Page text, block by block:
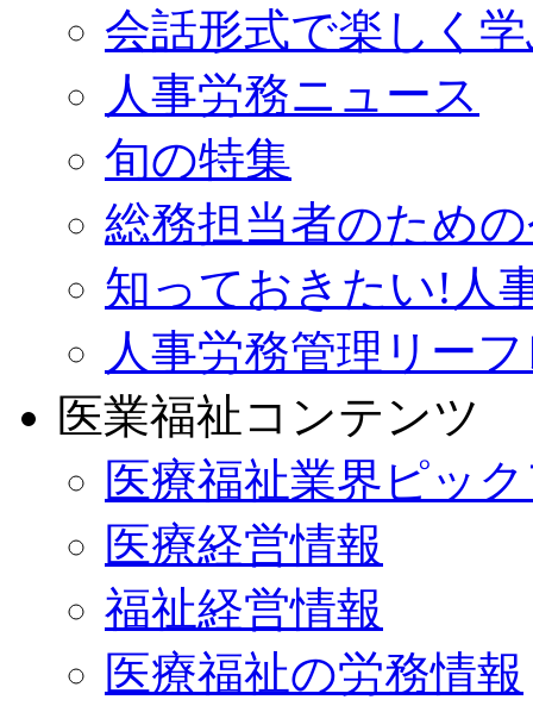
会話形式で楽しく
人事労務ニュース
旬の特集
総務担当者のため
知っておきたい!人
人事労務管理リー
医業福祉コンテンツ
医療福祉業界ピッ
医療経営情報
福祉経営情報
医療福祉の労務情報